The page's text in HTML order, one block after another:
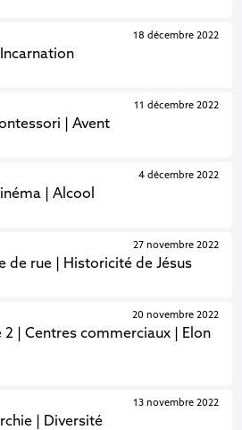
Incarnation
18 décembre 2022
| Avent
11 décembre 2022
| Alcool
4 décembre 2022
de rue | Historicité de Jésus
27 novembre 2022
| Centres commerciaux | Elon
20 novembre 2022
| Diversité
13 novembre 2022